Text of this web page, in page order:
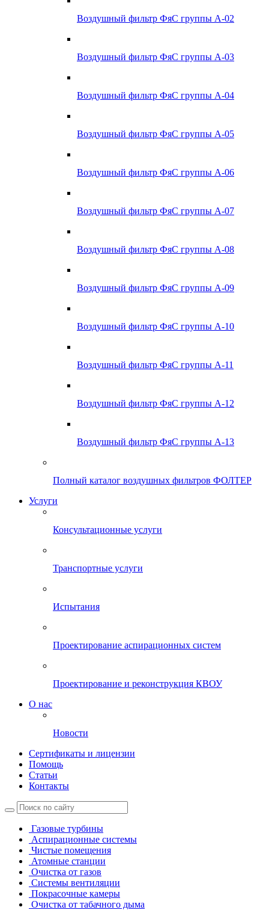
Воздушный фильтр ФяС группы А-02
Воздушный фильтр ФяС группы А-03
Воздушный фильтр ФяС группы А-04
Воздушный фильтр ФяС группы А-05
Воздушный фильтр ФяС группы А-06
Воздушный фильтр ФяС группы А-07
Воздушный фильтр ФяС группы А-08
Воздушный фильтр ФяС группы А-09
Воздушный фильтр ФяС группы А-10
Воздушный фильтр ФяС группы А-11
Воздушный фильтр ФяС группы А-12
Воздушный фильтр ФяС группы А-13
Полный каталог воздушных фильтров ФОЛТЕР
Услуги
Консультационные услуги
Транспортные услуги
Испытания
Проектирование аспирационных систем
Проектирование и реконструкция КВОУ
О нас
Новости
Сертификаты и лицензии
Помощь
Статьи
Контакты
Газовые турбины
Аспирационные системы
Чистые помещения
Атомные станции
Очистка от газов
Системы вентиляции
Покрасочные камеры
Очистка от табачного дыма